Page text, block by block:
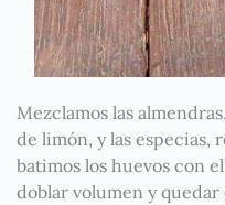
Mezclamos las
de limón, y las especias,
batimos los huevos con
doblar volumen y quedar